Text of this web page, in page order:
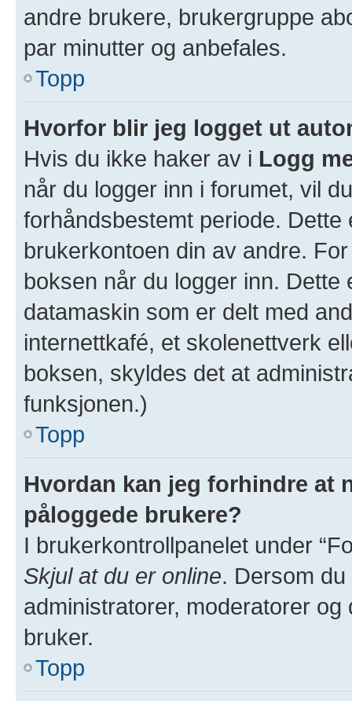
andre brukere, brukergruppe
par minutter og anbefales.
Topp
Hvorfor blir jeg logget ut
Hvis du ikke haker av i Logg
når du logger inn i forumet, vil
forhåndsbestemt periode.
brukerkontoen din av andre.
boksen når du logger inn.
datamaskin som er delt med
internettkafé, et skolenettverk
boksen, skyldes det at
funksjonen.)
Topp
Hvordan kan jeg forhindre at
påloggede brukere?
I brukerkontrollpanelet under
Skjul at du er online. Dersom
administratorer, moderatorer
bruker.
Topp